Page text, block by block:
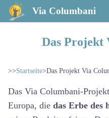
Via Columbani
Das Projekt
>>Startseite>Das Projekt Via
Das Via Columbani-
Europa, die das Erbe des